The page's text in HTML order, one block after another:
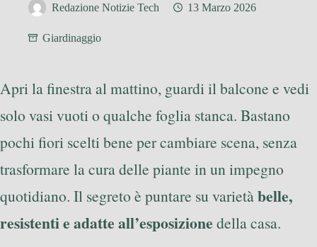
Redazione Notizie Tech 13 Marzo 2026
Giardinaggio
Apri la finestra al mattino, guardi il balcone e vedi
solo vasi vuoti o qualche foglia stanca. Bastano
pochi fiori scelti bene per cambiare scena, senza
trasformare la cura delle piante in un impegno
quotidiano. Il segreto è puntare su varietàbelle,
resistenti e adatte all’esposizione della casa.